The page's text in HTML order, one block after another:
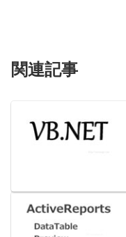
関連記事